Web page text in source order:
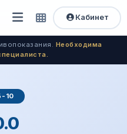
Открыть
меню
Быстрый
доступ
Кабинет
Необходима
10